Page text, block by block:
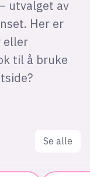
utvalget av
Her er
eller
til å bruke
Se alle